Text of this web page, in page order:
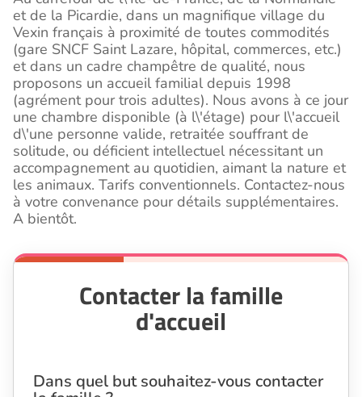
et de la Picardie, dans un magnifique village du
Vexin français à proximité de toutes commodités
(gare SNCF Saint Lazare, hôpital, commerces, etc.)
et dans un cadre champêtre de qualité, nous
proposons un accueil familial depuis 1998
(agrément pour trois adultes). Nous avons à ce jour
une chambre disponible (à l\'étage) pour l\'accueil
d\'une personne valide, retraitée souffrant de
solitude, ou déficient intellectuel nécessitant un
accompagnement au quotidien, aimant la nature et
les animaux. Tarifs conventionnels. Contactez-nous
à votre convenance pour détails supplémentaires.
A bientôt.
Contacter la famille
d'accueil
Dans quel but souhaitez-vous contacter